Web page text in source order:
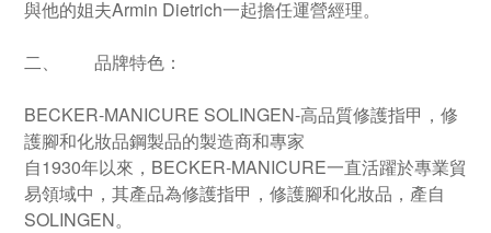
與他的姐夫Armin Dietrich一起擔任運營經理。
二、 品牌特色：
BECKER-MANICURE SOLINGEN-高品質修護指甲，修
護腳和化妝品鋼製品的製造商和專家
自1930年以來，BECKER-MANICURE一直活躍於專業貿
易領域中，其產品為修護指甲，修護腳和化妝品，產自
SOLINGEN。